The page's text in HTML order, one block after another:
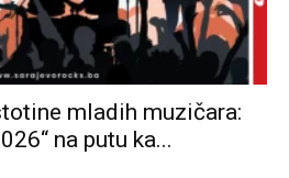
mladih muzičara:
na putu ka...